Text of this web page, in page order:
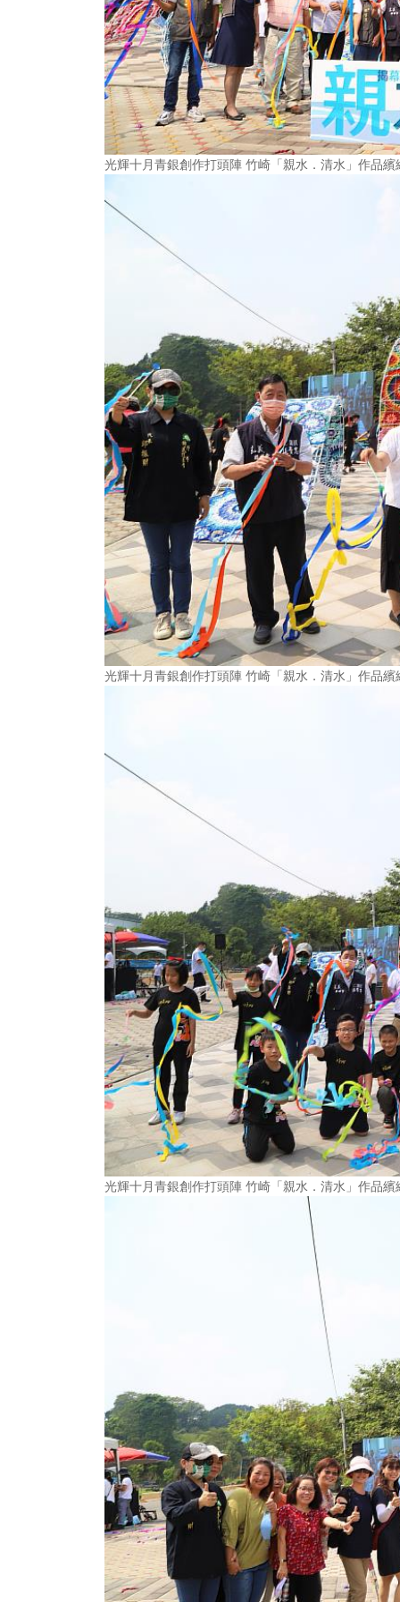
光輝十月青銀創作打頭陣 竹崎「親水．清水」作品繽
光輝十月青銀創作打頭陣 竹崎「親水．清水」作品繽
光輝十月青銀創作打頭陣 竹崎「親水．清水」作品繽